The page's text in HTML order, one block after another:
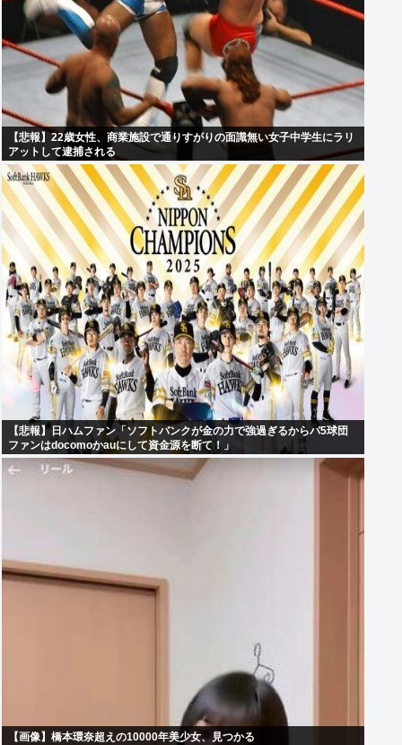
【悲報】22歳女性、商業施設で通りすがりの面識無い女子中学生にラリ
アットして逮捕される
【悲報】日ハムファン「ソフトバンクが金の力で強過ぎるからパ5球団
ファンはdocomoかauにして資金源を断て！」
【画像】橋本環奈超えの10000年美少女、見つかる